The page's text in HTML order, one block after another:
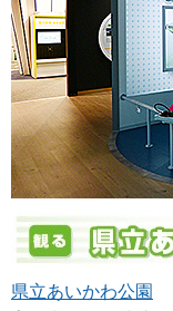
県立あいかわ公園